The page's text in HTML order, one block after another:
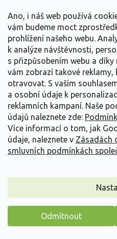
Ano, i náš web používá
vám budeme moct
prohlížení našeho webu.
k analýze návštěvnosti,
s přizpůsobením webu a
vám zobrazí takové reklamy,
otravovat. S vaším
a osobní údaje k
reklamních kampaní. Naše
údajů naleznete zde:
Více informací o tom, jak
údaje, naleznete v Zásadách
smluvních podmínkách
Odmítnout
Aukuba japonská
Aucuba japonica 'Variegata'
Máme pro